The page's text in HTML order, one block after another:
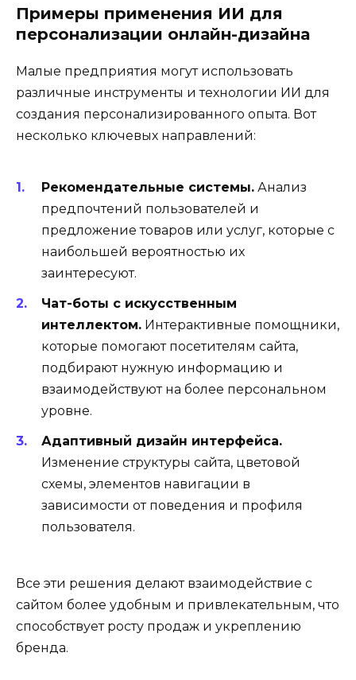
Примеры применения ИИ для
персонализации онлайн-дизайна
Малые предприятия могут использовать
различные инструменты и технологии ИИ для
создания персонализированного опыта. Вот
несколько ключевых направлений:
Рекомендательные системы. Анализ
предпочтений пользователей и
предложение товаров или услуг, которые с
наибольшей вероятностью их
заинтересуют.
Чат-боты с искусственным
интеллектом. Интерактивные помощники,
которые помогают посетителям сайта,
подбирают нужную информацию и
взаимодействуют на более персональном
уровне.
Адаптивный дизайн интерфейса.
Изменение структуры сайта, цветовой
схемы, элементов навигации в
зависимости от поведения и профиля
пользователя.
Все эти решения делают взаимодействие с
сайтом более удобным и привлекательным, что
способствует росту продаж и укреплению
бренда.